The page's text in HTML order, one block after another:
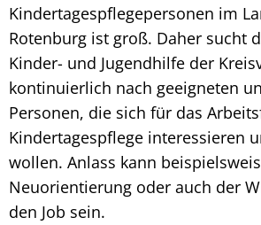
Kindertagespflegepersonen im
Rotenburg ist groß. Daher sucht
Kinder- und Jugendhilfe der
kontinuierlich nach geeigneten
Personen, die sich für das
Kindertagespflege interessieren
wollen. Anlass kann
Neuorientierung oder auch der
den Job sein.